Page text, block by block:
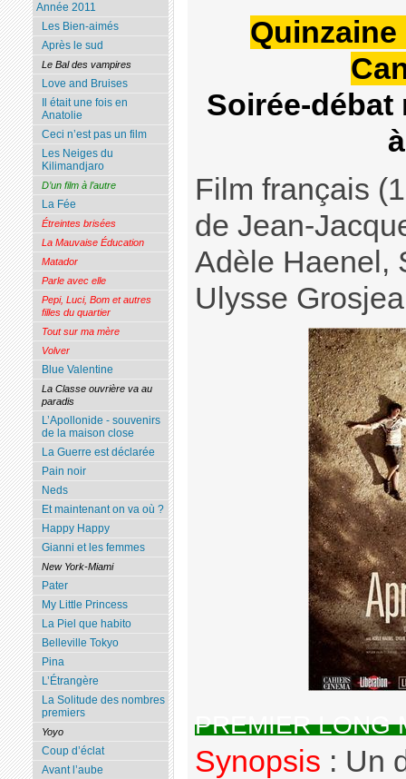
Soirée-débat
Film français
de Jean-
Adèle Haenel,
Ulysse
PREMIER LONG
Synopsis : Un
Année 2011
Les Bien-aimés
Après le sud
Le Bal des vampires
Love and Bruises
Il était une fois en
Anatolie
Ceci n’est pas un film
Les Neiges du
Kilimandjaro
D’un film à l’autre
La Fée
Étreintes brisées
La Mauvaise Éducation
Matador
Parle avec elle
Pepi, Luci, Bom et autres
filles du quartier
Tout sur ma mère
Volver
Blue Valentine
La Classe ouvrière va au
paradis
L’Apollonide - souvenirs
de la maison close
La Guerre est déclarée
Pain noir
Neds
Et maintenant on va où ?
Happy Happy
Gianni et les femmes
New York-Miami
Pater
My Little Princess
La Piel que habito
Belleville Tokyo
Pina
L’Étrangère
La Solitude des nombres
premiers
Yoyo
Coup d’éclat
Avant l’aube